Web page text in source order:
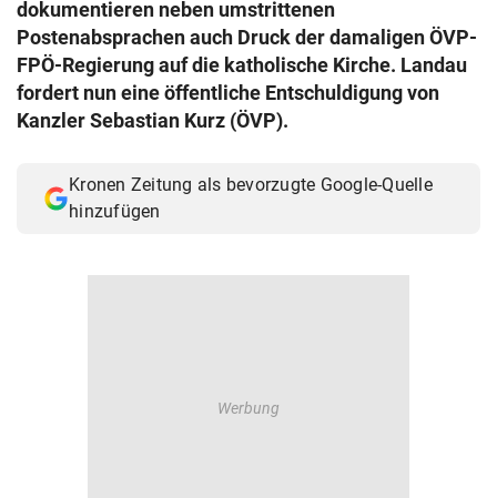
© Krone Multimedia GmbH & Co KG 2026
Muthgasse 2, 1190 Wien
dokumentieren neben umstrittenen
Postenabsprachen auch Druck der damaligen ÖVP-
FPÖ-Regierung auf die katholische Kirche. Landau
fordert nun eine öffentliche Entschuldigung von
Kanzler Sebastian Kurz (ÖVP).
Kronen Zeitung als bevorzugte Google-Quelle
hinzufügen